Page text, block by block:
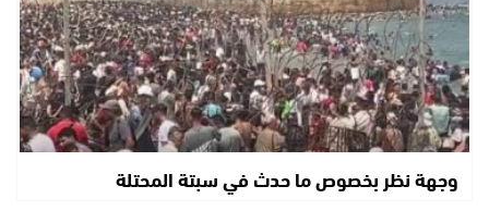
وجهة نظر بخصوص ما حدث في سبتة المحتلة